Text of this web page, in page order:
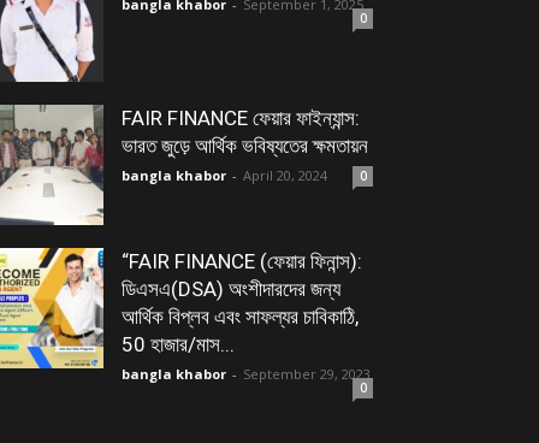
bangla khabor - September 1, 2025
0
FAIR FINANCE ফেয়ার ফাইন্যান্স:
ভারত জুড়ে আর্থিক ভবিষ্যতের ক্ষমতায়ন
bangla khabor - April 20, 2024 0
“FAIR FINANCE (ফেয়ার ফিনান্স):
ডিএসএ(DSA) অংশীদারদের জন্য
আর্থিক বিপ্লব এবং সাফল্যর চাবিকাঠি,
50 হাজার/মাস...
bangla khabor - September 29, 2023
0